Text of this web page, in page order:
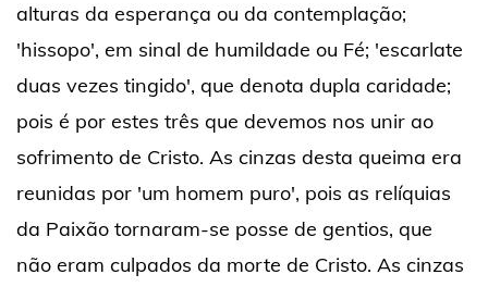
alturas da esperança ou da contemplação;
'hissopo', em sinal de humildade ou Fé; 'escarlate
duas vezes tingido', que denota dupla caridade;
pois é por estes três que devemos nos unir ao
sofrimento de Cristo. As cinzas desta queima era
reunidas por 'um homem puro', pois as relíquias
da Paixão tornaram-se posse de gentios, que
não eram culpados da morte de Cristo. As cinzas